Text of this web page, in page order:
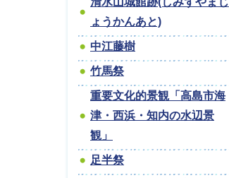
ょうかんあと)
中江藤樹
竹馬祭
重要文化的景観「高島市海
津・西浜・知内の水辺景
観」
足半祭